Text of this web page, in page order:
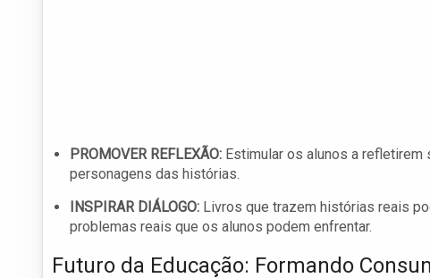
PROMOVER REFLEXÃO: Estimular os alunos a
personagens das histórias.
INSPIRAR DIÁLOGO: Livros que trazem histórias reais
problemas reais que os alunos podem enfrentar.
Futuro da Educação: Formando